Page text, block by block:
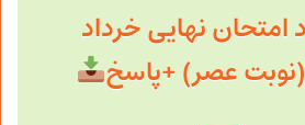
امتحان نهایی خرداد